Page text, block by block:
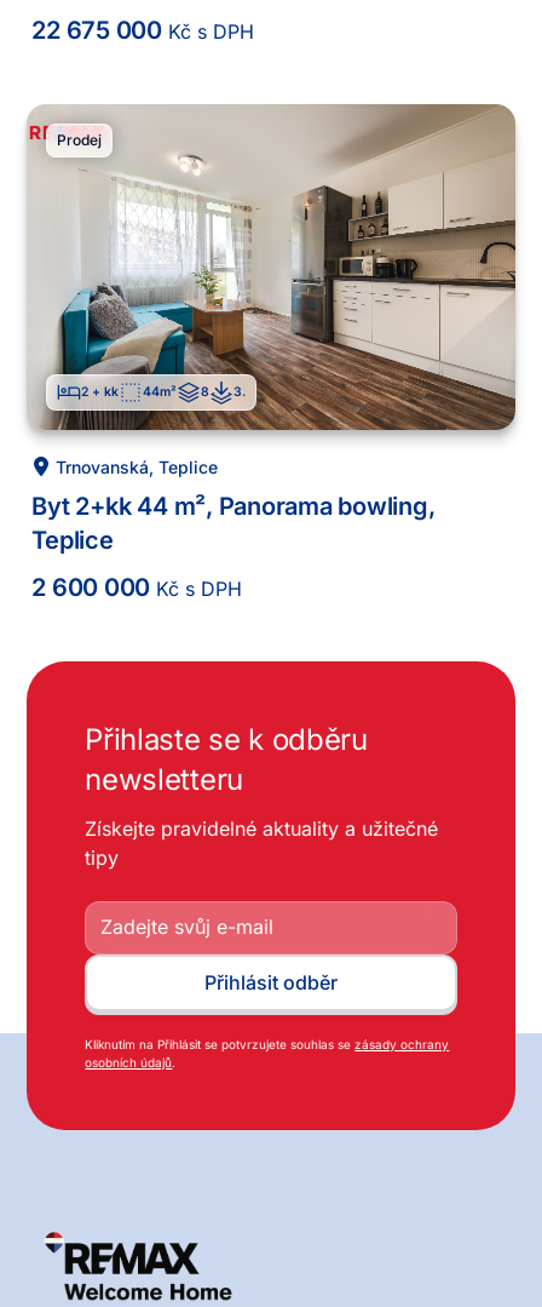
22 675 000 Kč s DPH
Prodej
2 + kk 44m² 8 3.
Trnovanská,Teplice
Byt 2+kk 44 m², Panorama bowling,
Teplice
2 600 000 Kč s DPH
Přihlaste se k odběru
newsletteru
Získejte pravidelné aktuality a užitečné
tipy
Kliknutím na Přihlásit se potvrzujete souhlas sezásady ochrany
osobních údajů.